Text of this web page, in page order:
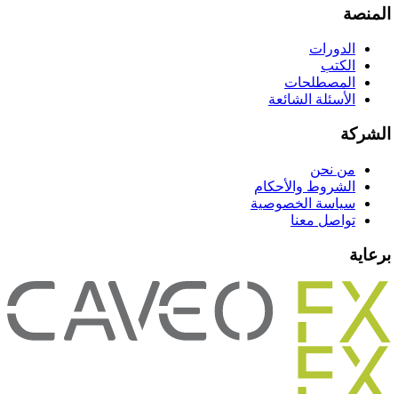
المنصة
الدورات
الكتب
المصطلحات
الأسئلة الشائعة
الشركة
من نحن
الشروط والأحكام
سياسة الخصوصية
تواصل معنا
برعاية